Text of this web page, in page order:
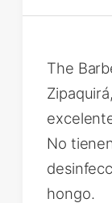
The
No
hongo.